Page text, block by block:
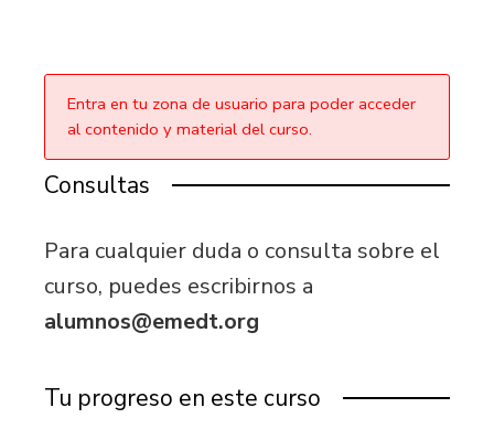
Entra en tu zona de usuario para poder acceder
al contenido y material del curso.
Consultas
Para cualquier duda o consulta sobre el
curso, puedes escribirnos a
alumnos@emedt.org
Tu progreso en este curso